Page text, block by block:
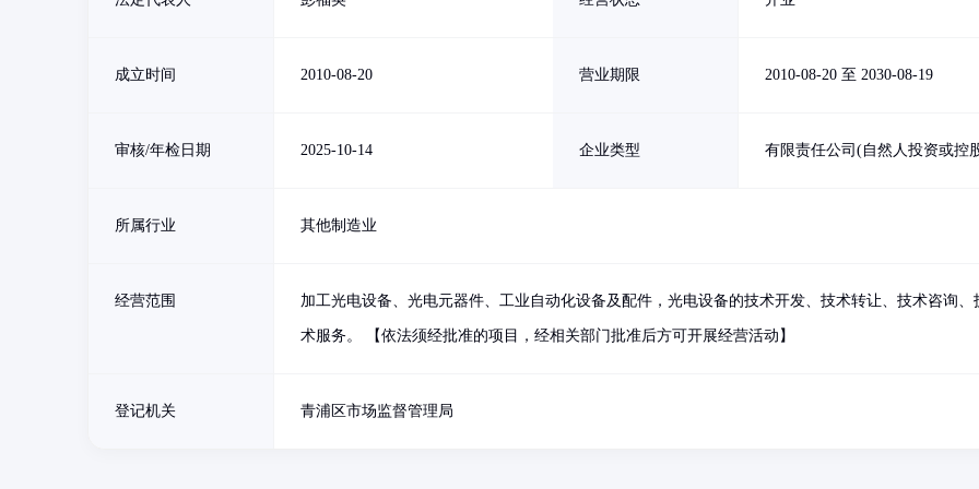
成立时间 2010-08-20 营业期限 2010-08-20 至 2030-08-19
审核/年检日期 2025-10-14 企业类型 有限责任公司(自然人投资或控
所属行业 其他制造业
经营范围 加工光电设备、光电元器件、工业自动化设备及配件，光电设备的技术开发、技术转让、技术咨询、
术服务。 【依法须经批准的项目，经相关部门批准后方可开展经营活动】
登记机关 青浦区市场监督管理局